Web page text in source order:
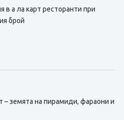
а ла карт ресторанти при
брой
– земята на пирамиди, фараони и